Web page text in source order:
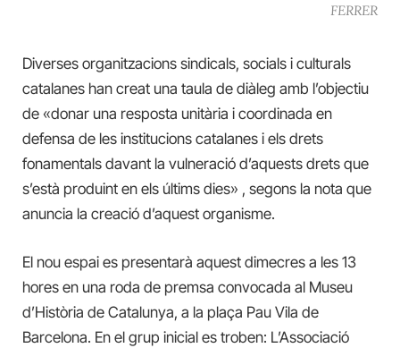
FERRER
Diverses organitzacions sindicals, socials i culturals
catalanes han creat una taula de diàleg amb l’objectiu
de «donar una resposta unitària i coordinada en
defensa de les institucions catalanes i els drets
fonamentals davant la vulneració d’aquests drets que
s’està produint en els últims dies» , segons la nota que
anuncia la creació d’aquest organisme.
El nou espai es presentarà aquest dimecres a les 13
hores en una roda de premsa convocada al Museu
d’Història de Catalunya, a la plaça Pau Vila de
Barcelona. En el grup inicial es troben: L’Associació